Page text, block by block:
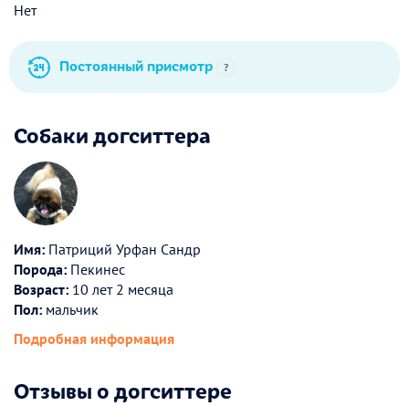
Нет
Постоянный присмотр ?
Собаки догситтера
Имя: Патриций Урфан Сандр
Порода: Пекинес
Возраст: 10 лет 2 месяца
Пол: мальчик
Подробная информация
Отзывы о догситтере